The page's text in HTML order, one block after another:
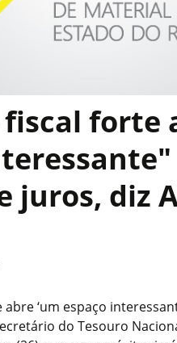
forte
juros, diz
‘um espaço
do Tesouro